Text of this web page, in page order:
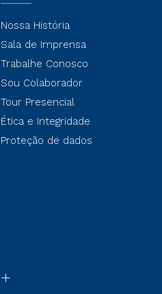
Nossa História
Sala de Imprensa
Trabalhe Conosco
Sou Colaborador
Tour Presencial
Ética e Integridade
Proteção de dados